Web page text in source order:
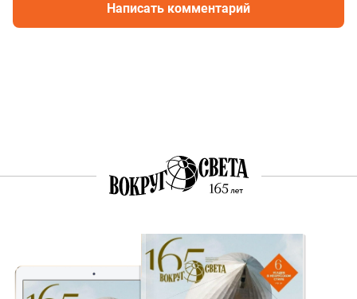
Написать комментарий